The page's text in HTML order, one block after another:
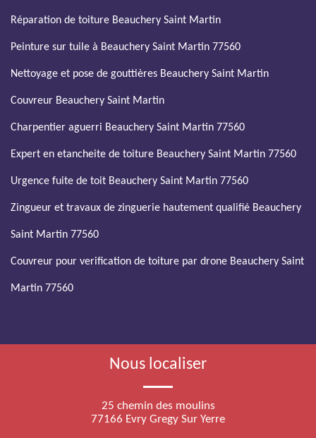
Réparation de toiture Beauchery Saint Martin
Peinture sur tuile à Beauchery Saint Martin 77560
Nettoyage et pose de gouttières Beauchery Saint Martin
Couvreur Beauchery Saint Martin
Charpentier aguerri Beauchery Saint Martin 77560
Expert en etancheite de toiture Beauchery Saint Martin 77560
Urgence fuite de toit Beauchery Saint Martin 77560
Zingueur et travaux de zinguerie hautement qualifié Beauchery
Saint Martin 77560
Couvreur pour verification de toiture par drone Beauchery Saint
Martin 77560
Nous localiser
25 chemin des moulins
77166 Evry Gregy Sur Yerre